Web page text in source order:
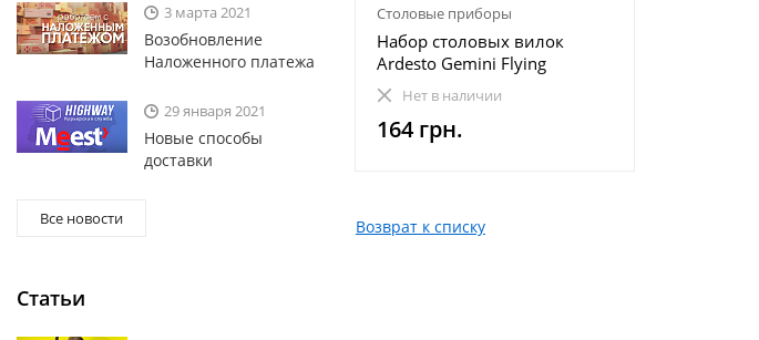
Столовые приборы
Набор столовых вилок
Ardesto Gemini Flying
(AR1906FF) 6 предметов
Нет в наличии
164 грн.
Возврат к списку
3 марта 2021
Возобновление
Наложенного платежа
29 января 2021
Новые способы
доставки
Все новости
Статьи